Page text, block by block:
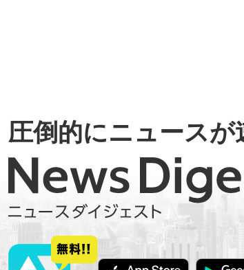
圧倒的にニュースが